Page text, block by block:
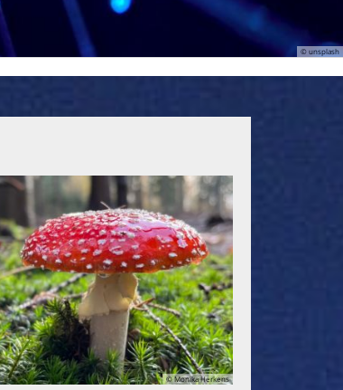
© unsplash
© Monika Herkens